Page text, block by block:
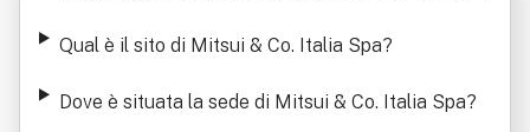
Qual è il sito di Mitsui & Co. Italia Spa?
Dove è situata la sede di Mitsui & Co. Italia Spa?